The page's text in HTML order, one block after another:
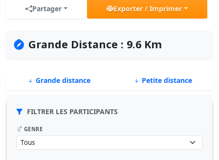
Partager Exporter / Imprimer
Grande Distance : 9.6 Km
Grande distance Petite distance
FILTRER LES PARTICIPANTS
GENRE